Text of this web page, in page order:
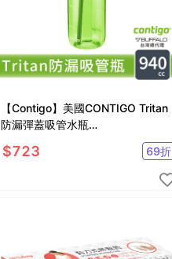
【Contigo】美國CONTIGO Tritan
防漏彈蓋吸管水瓶
946ccAshland(冷水瓶/運動水壺)
$723 69折